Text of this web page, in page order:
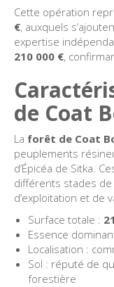
Cette opération
€, auxquels
expertise
210 000 €,
de Coat
La forêt de Coat
peuplements
d’Épicéa de Sitka.
différents stades
d’exploitation et de
Surface totale :
Essence
Localisation :
Sol : réputé de
forestière